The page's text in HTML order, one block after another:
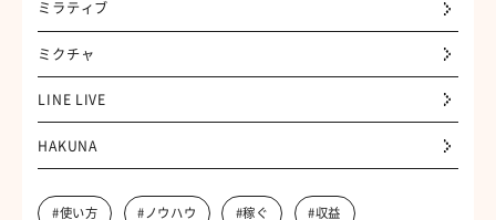
ミラティブ
ミクチャ
LINE LIVE
HAKUNA
#使い方 #ノウハウ #稼ぐ #収益